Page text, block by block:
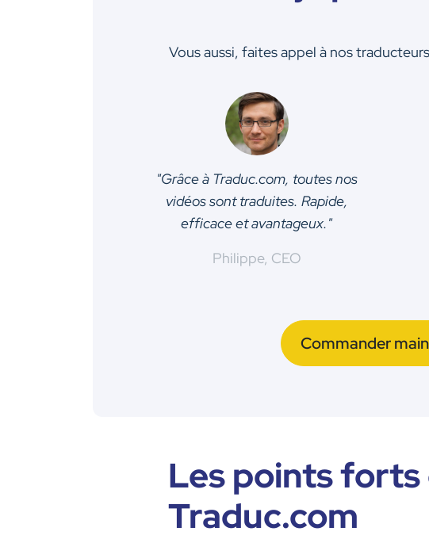
Vous aussi, faites appel à nos
"Grâce à Traduc.com, toutes nos
vidéos sont traduites. Rapide,
efficace et avantageux."
Philippe, CEO
Commander
Les points
Traduc.com